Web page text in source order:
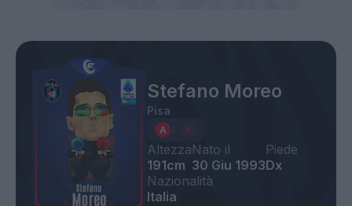
Stefano Moreo
Pisa
Altezza
191cm
Nato il
30 Giu 1993
Piede
Dx
Nazionalità
Italia